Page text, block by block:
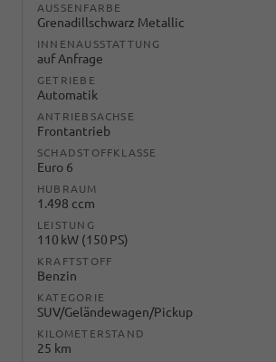
AUSSENFARBE
Grenadillschwarz Metallic
INNENAUSSTATTUNG
auf Anfrage
GETRIEBE
Automatik
ANTRIEBSACHSE
Frontantrieb
SCHADSTOFFKLASSE
Euro 6
HUBRAUM
1.498 ccm
LEISTUNG
110 kW (150 PS)
KRAFTSTOFF
Benzin
KATEGORIE
SUV/Geländewagen/Pickup
KILOMETERSTAND
25 km